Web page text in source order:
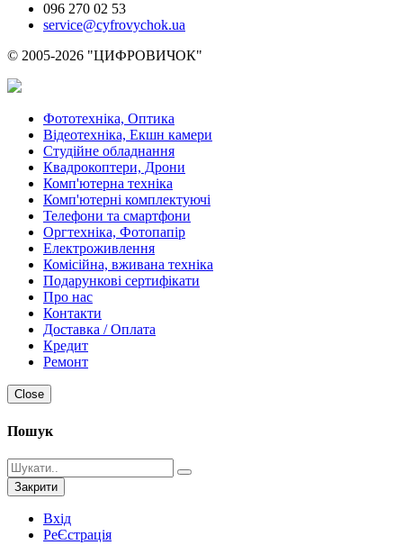
096 270 02 53
service@cyfrovychok.ua
© 2005-2026 "ЦИФРОВИЧОК"
Фототехніка, Оптика
Відеотехніка, Екшн камери
Студійне обладнання
Квадрокоптери, Дрони
Комп'ютерна техніка
Комп'ютерні комплектуючі
Телефони та смартфони
Оргтехніка, Фотопапір
Електроживлення
Комісійна, вживана техніка
Подарункові сертифікати
Про нас
Контакти
Доставка / Оплата
Кредит
Ремонт
Close
Пошук
Закрити
Вхід
РеЄстрація